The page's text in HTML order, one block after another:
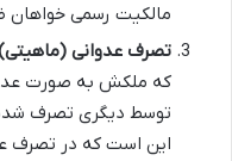
مالکیت رسمی
تصرف عدوانی
که ملکش به صورت
توسط دیگری تصرف
این است که در تصرف